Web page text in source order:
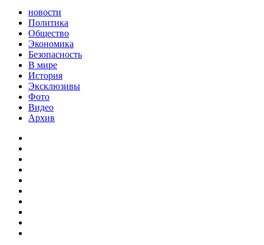
новости
Политика
Общество
Экономика
Безопасность
В мире
История
Эксклюзивы
Фото
Видео
Архив